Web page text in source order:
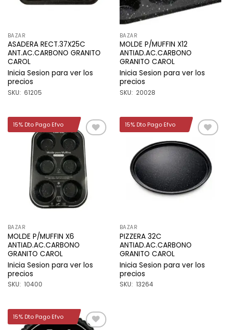
BAZAR
ASADERA RECT.37X25C
ANT.AC.CARBONO GRANITO
CAROL
Inicia Sesion para ver los
precios
SKU: 61205
BAZAR
MOLDE P/MUFFIN X12
ANTIAD.AC.CARBONO
GRANITO CAROL
Inicia Sesion para ver los
precios
SKU: 20028
Añadir
lista de
deseos
BAZAR
MOLDE P/MUFFIN X6
ANTIAD.AC.CARBONO
GRANITO CAROL
Inicia Sesion para ver los
precios
SKU: 10400
15% Dto Pago Efvo
a la
lista de
deseos
BAZAR
PIZZERA 32C
ANTIAD.AC.CARBONO
GRANITO CAROL
Inicia Sesion para ver los
precios
SKU: 13264
15% Dto Pago Efvo
15% Dto Pago Efvo